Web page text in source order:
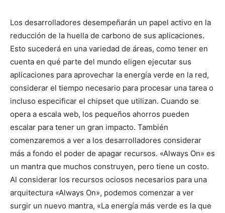
Los desarrolladores desempeñarán un papel activo en la
reducción de la huella de carbono de sus aplicaciones.
Esto sucederá en una variedad de áreas, como tener en
cuenta en qué parte del mundo eligen ejecutar sus
aplicaciones para aprovechar la energía verde en la red,
considerar el tiempo necesario para procesar una tarea o
incluso especificar el chipset que utilizan. Cuando se
opera a escala web, los pequeños ahorros pueden
escalar para tener un gran impacto. También
comenzaremos a ver a los desarrolladores considerar
más a fondo el poder de apagar recursos. «Always On» es
un mantra que muchos construyen, pero tiene un costo.
Al considerar los recursos ociosos necesarios para una
arquitectura «Always On», podemos comenzar a ver
surgir un nuevo mantra, «La energía más verde es la que